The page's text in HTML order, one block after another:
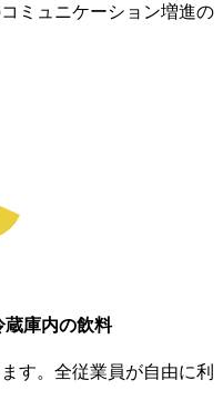
ミュニケーション増進の
蔵庫内の飲料
す。全従業員が自由に利